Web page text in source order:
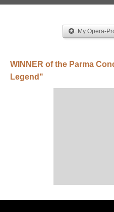
My Opera-
WINNER of the Parma
Legend"